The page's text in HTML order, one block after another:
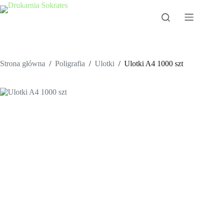
Przejdź
do
Strona główna / Poligrafia / Ulotki / Ulotki A4 1000 szt